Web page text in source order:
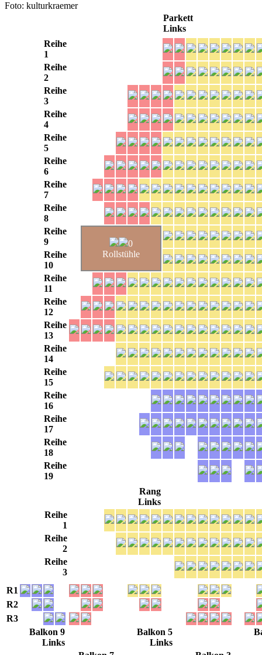
Foto: kulturkraemer
Parkett
Links
Reihe
1
Reihe
2
Reihe
3
Reihe
4
Reihe
5
Reihe
6
Reihe
7
Reihe
8
Reihe
9
0
Rollstühle
Reihe
10
Reihe
11
Reihe
12
Reihe
13
Reihe
14
Reihe
15
Reihe
16
Reihe
17
Reihe
18
Reihe
19
Rang
Links
Reihe
1
Reihe
2
Reihe
3
R1
R2
R3
Balkon 9
Links
Balkon 5
Links